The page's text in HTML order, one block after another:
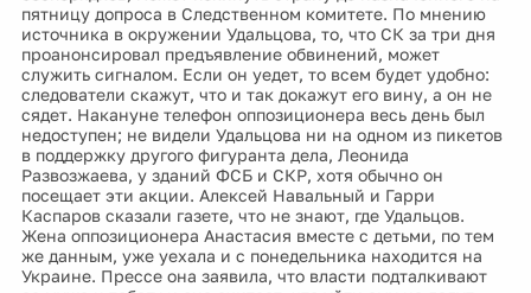
пятницу допроса в Следственном комитете. По мнению
источника в окружении Удальцова, то, что СК за три дня
проанонсировал предъявление обвинений, может
служить сигналом. Если он уедет, то всем будет удобно:
следователи скажут, что и так докажут его вину, а он не
сядет. Накануне телефон оппозиционера весь день был
недоступен; не видели Удальцова ни на одном из пикетов
в поддержку другого фигуранта дела, Леонида
Развозжаева, у зданий ФСБ и СКР, хотя обычно он
посещает эти акции. Алексей Навальный и Гарри
Каспаров сказали газете, что не знают, где Удальцов.
Жена оппозиционера Анастасия вместе с детьми, по тем
же данным, уже уехала и с понедельника находится на
Украине. Прессе она заявила, что власти подталкивают